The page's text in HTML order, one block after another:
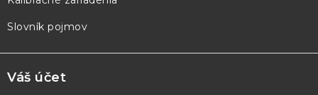
Slovník pojmov
Váš účet